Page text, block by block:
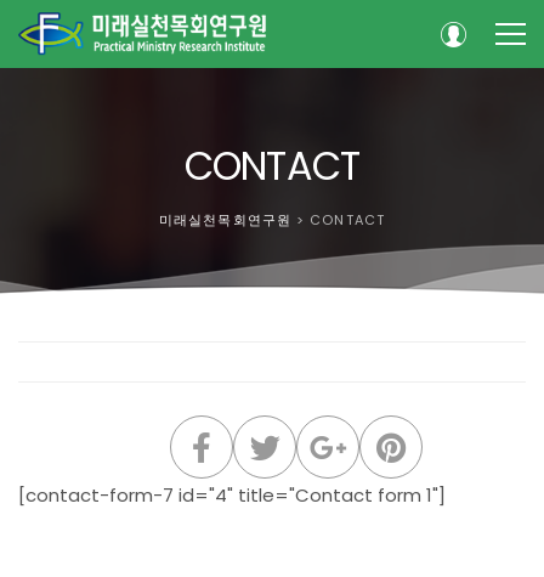
CONTACT
미래실천목회연구원 > CONTACT
[contact-form-7 id="4" title="Contact form 1"]